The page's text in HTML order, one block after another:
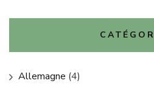
Allemagne (4)